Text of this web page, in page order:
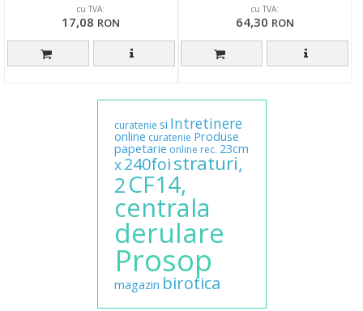
cu TVA:
17,08 RON
cu TVA:
64,30 RON
curatenie si Intretinere
online curatenie Produse
papetarie online rec. 23cm
x240foistraturi,
2CF14,
centrala
derulare
Prosop
magazin birotica